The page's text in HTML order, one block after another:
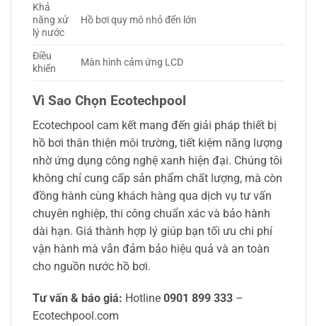
Khả
năng xử
lý nước
Hồ bơi quy mô nhỏ đến lớn
Điều
khiển
Màn hình cảm ứng LCD
Vì Sao Chọn Ecotechpool
Ecotechpool cam kết mang đến giải pháp thiết bị
hồ bơi thân thiện môi trường, tiết kiệm năng lượng
nhờ ứng dụng công nghệ xanh hiện đại. Chúng tôi
không chỉ cung cấp sản phẩm chất lượng, mà còn
đồng hành cùng khách hàng qua dịch vụ tư vấn
chuyên nghiệp, thi công chuẩn xác và bảo hành
dài hạn. Giá thành hợp lý giúp bạn tối ưu chi phí
vận hành mà vẫn đảm bảo hiệu quả và an toàn
cho nguồn nước hồ bơi.
Tư vấn & báo giá: Hotline 0901 899 333 –
Ecotechpool.com